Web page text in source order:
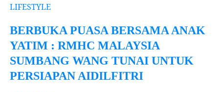
LIFESTYLE
BERBUKA PUASA BERSAMA ANAK
YATIM : RMHC MALAYSIA
SUMBANG WANG TUNAI UNTUK
PERSIAPAN AIDILFITRI